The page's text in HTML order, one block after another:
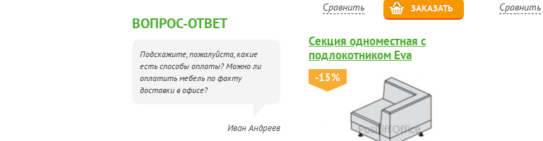
ВОПРОС-ОТВЕТ
Подскажите, пожалуйста, какие
есть способы оплаты? Можно ли
оплатить мебель по факту
доставки в офисе?
Иван Андреев
Сравнить ЗАКАЗАТЬ Сравнить
Секция одноместная с
подлокотником Eva
-15%